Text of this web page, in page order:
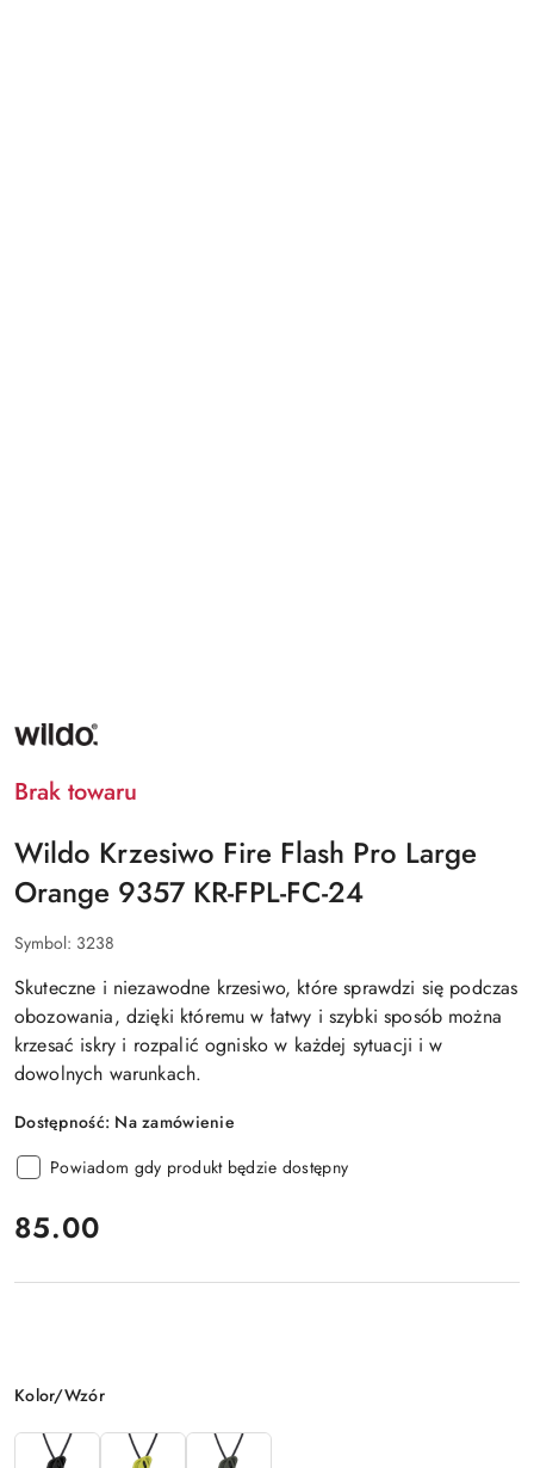
NAZWA
PRODUCENTA:
Brak towaru
Wildo Krzesiwo Fire Flash Pro Large
Orange 9357 KR-FPL-FC-24
Symbol: 3238
Skuteczne i niezawodne krzesiwo, które sprawdzi się podczas
obozowania, dzięki któremu w łatwy i szybki sposób można
krzesać iskry i rozpalić ognisko w każdej sytuacji i w
dowolnych warunkach.
Dostępność: Na zamówienie
Powiadom gdy produkt będzie dostępny
cena:
85.00
Wariant
Kolor/Wzór